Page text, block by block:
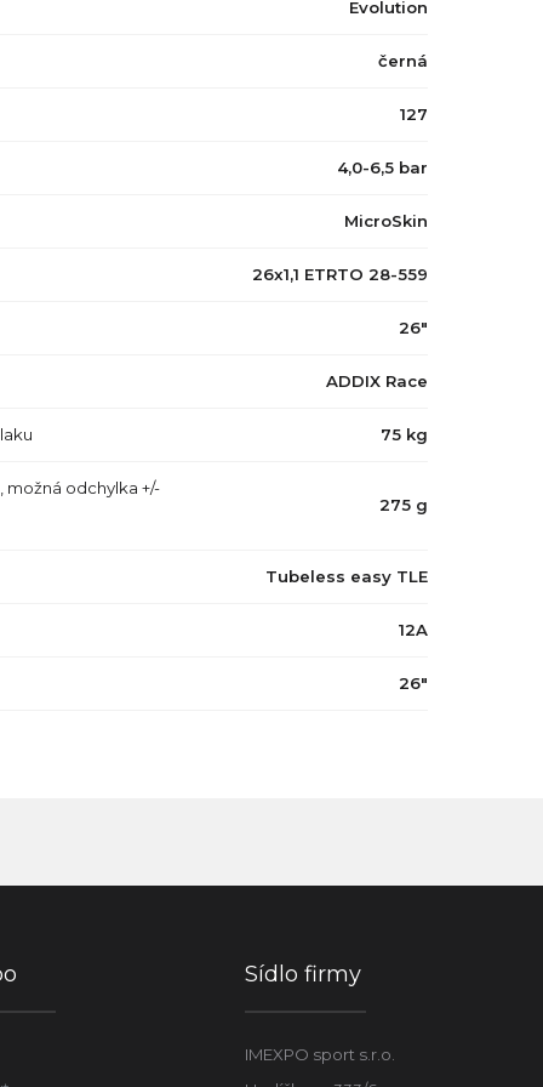
Evolution
černá
127
4,0-6,5 bar
MicroSkin
26x1,1 ETRTO 28-559
26"
ADDIX Race
75 kg
možná odchylka +/-
275 g
Tubeless easy TLE
12A
26"
Sídlo firmy
IMEXPO sport s.r.o.